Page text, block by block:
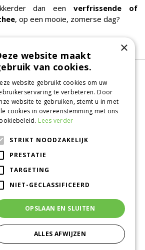
dan eenverfrissende of
, op een mooie, zomerse dag?
Tol
×
website maakt
van cookies.
website gebruikt cookies om uw
te verbeteren. Door
website te gebruiken, stemt u in met
cookies in overeenstemming met ons
Lees verder
STRIKT NOODZAKELIJK
PRESTATIE
TARGETING
NIET-GECLASSIFICEERD
OPSLAAN EN SLUITEN
ALLES AFWIJZEN